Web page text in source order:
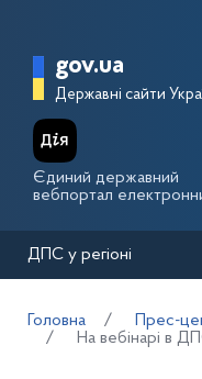
Головна
gov.ua
Державні сайти
Єдиний державний
вебпортал
ДПС у регіоні
Головна Прес-
На вебінарі в